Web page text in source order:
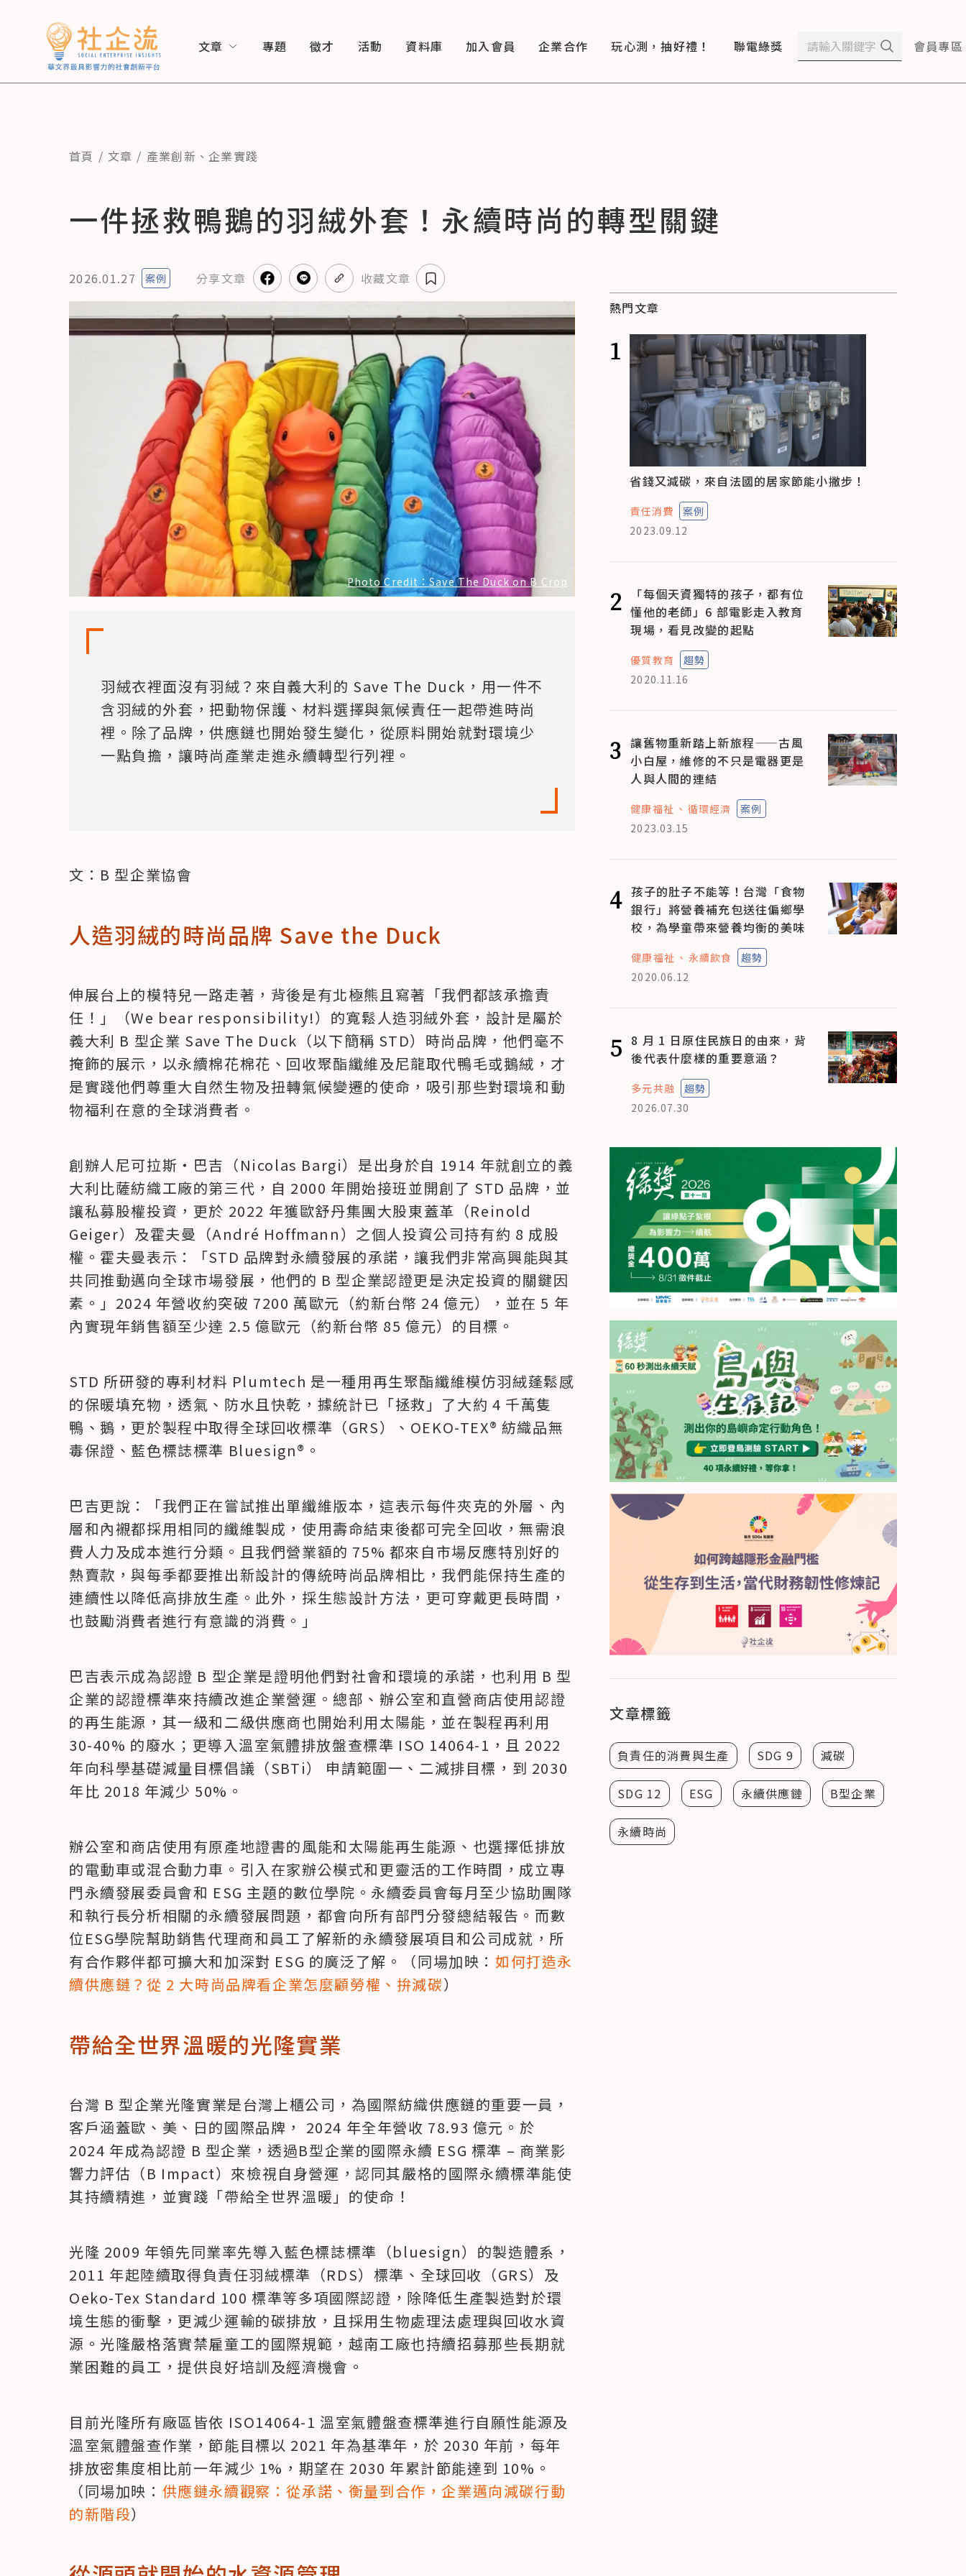
文章 專題 徵才 活動 資料庫 加入會員 企業合作 玩心測，抽好禮！ 聯電綠獎 會員專區
首頁 文章 產業創新 、企業實踐
一件拯救鴨鵝的羽絨外套！永續時尚的轉型關鍵
2026.01.27 案例 分享文章 收藏文章
Photo Credit：Save The Duck on B Crop
羽絨衣裡面沒有羽絨？來自義大利的 Save The Duck，用一件不
含羽絨的外套，把動物保護、材料選擇與氣候責任一起帶進時尚
裡。除了品牌，供應鏈也開始發生變化，從原料開始就對環境少
一點負擔，讓時尚產業走進永續轉型行列裡。
文：B 型企業協會
人造羽絨的時尚品牌 Save the Duck
伸展台上的模特兒一路走著，背後是有北極熊且寫著「我們都該承擔責
任！」（We bear responsibility!）的寬鬆人造羽絨外套，設計是屬於
義大利 B 型企業 Save The Duck（以下簡稱 STD）時尚品牌，他們毫不
掩飾的展示，以永續棉花棉花、回收聚酯纖維及尼龍取代鴨毛或鵝絨，才
是實踐他們尊重大自然生物及扭轉氣候變遷的使命，吸引那些對環境和動
物福利在意的全球消費者。
創辦人尼可拉斯・巴吉（Nicolas Bargi）是出身於自 1914 年就創立的義
大利比薩紡織工廠的第三代，自 2000 年開始接班並開創了 STD 品牌，並
讓私募股權投資，更於 2022 年獲歐舒丹集團大股東蓋革（Reinold
Geiger）及霍夫曼（André Hoffmann）之個人投資公司持有約 8 成股
權。霍夫曼表示：「STD 品牌對永續發展的承諾，讓我們非常高興能與其
共同推動邁向全球市場發展，他們的 B 型企業認證更是決定投資的關鍵因
素。」2024 年營收約突破 7200 萬歐元（約新台幣 24 億元），並在 5 年
內實現年銷售額至少達 2.5 億歐元（約新台幣 85 億元）的目標。
STD 所研發的專利材料 Plumtech 是一種用再生聚酯纖維模仿羽絨蓬鬆感
的保暖填充物，透氣、防水且快乾，據統計已「拯救」了大約 4 千萬隻
鴨、鵝，更於製程中取得全球回收標準（GRS）、OEKO-TEX® 紡織品無
毒保證、藍色標誌標準 Bluesign®。
巴吉更說：「我們正在嘗試推出單纖維版本，這表示每件夾克的外層、內
層和內襯都採用相同的纖維製成，使用壽命結束後都可完全回收，無需浪
費人力及成本進行分類。且我們營業額的 75% 都來自市場反應特別好的
熱賣款，與每季都要推出新設計的傳統時尚品牌相比，我們能保持生產的
連續性以降低高排放生產。此外，採生態設計方法，更可穿戴更長時間，
也鼓勵消費者進行有意識的消費。」
巴吉表示成為認證 B 型企業是證明他們對社會和環境的承諾，也利用 B 型
企業的認證標準來持續改進企業營運。總部、辦公室和直營商店使用認證
的再生能源，其一級和二級供應商也開始利用太陽能，並在製程再利用
30-40% 的廢水；更導入溫室氣體排放盤查標準 ISO 14064-1，且 2022
年向科學基礎減量目標倡議（SBTi） 申請範圍一、二減排目標，到 2030
年比 2018 年減少 50%。
辦公室和商店使用有原產地證書的風能和太陽能再生能源、也選擇低排放
的電動車或混合動力車。引入在家辦公模式和更靈活的工作時間，成立專
門永續發展委員會和 ESG 主題的數位學院。永續委員會每月至少協助團隊
和執行長分析相關的永續發展問題，都會向所有部門分發總結報告。而數
位ESG學院幫助銷售代理商和員工了解新的永續發展項目和公司成就，所
有合作夥伴都可擴大和加深對 ESG 的廣泛了解。（同場加映： 如何打造永
續供應鏈？從 2 大時尚品牌看企業怎麼顧勞權、拚減碳）
帶給全世界溫暖的光隆實業
台灣 B 型企業光隆實業是台灣上櫃公司，為國際紡織供應鏈的重要一員，
客戶涵蓋歐、美、日的國際品牌， 2024 年全年營收 78.93 億元。於
2024 年成為認證 B 型企業，透過B型企業的國際永續 ESG 標準 – 商業影
響力評估（B Impact）來檢視自身營運，認同其嚴格的國際永續標準能使
其持續精進，並實踐「帶給全世界溫暖」的使命！
光隆 2009 年領先同業率先導入藍色標誌標準（bluesign）的製造體系，
2011 年起陸續取得負責任羽絨標準（RDS）標準、全球回收（GRS）及
Oeko-Tex Standard 100 標準等多項國際認證，除降低生產製造對於環
境生態的衝擊，更減少運輸的碳排放，且採用生物處理法處理與回收水資
源。光隆嚴格落實禁雇童工的國際規範，越南工廠也持續招募那些長期就
業困難的員工，提供良好培訓及經濟機會。
目前光隆所有廠區皆依 ISO14064-1 溫室氣體盤查標準進行自願性能源及
溫室氣體盤查作業，節能目標以 2021 年為基準年，於 2030 年前，每年
排放密集度相比前一年減少 1%，期望在 2030 年累計節能達到 10%。
（同場加映： 供應鏈永續觀察：從承諾、衡量到合作，企業邁向減碳行動
的新階段）
熱門文章
1
省錢又減碳，來自法國的居家節能小撇步！
責任消費
案例
2023.09.12
2
「每個天資獨特的孩子，都有位
懂他的老師」6 部電影走入教育
現場，看見改變的起點
優質教育
趨勢
2020.11.16
3 讓舊物重新踏上新旅程——古風
小白屋，維修的不只是電器更是
人與人間的連結
健康福祉 循環經濟
案例
2023.03.15
4 孩子的肚子不能等！台灣「食物
銀行」將營養補充包送往偏鄉學
校，為學童帶來營養均衡的美味
健康福祉 永續飲食
趨勢
2020.06.12
5 8 月 1 日原住民族日的由來，背
後代表什麼樣的重要意涵？
多元共融
趨勢
2026.07.30
文章標籤
負責任的消費與生產 SDG 9 減碳
SDG 12 ESG 永續供應鏈 B型企業
永續時尚